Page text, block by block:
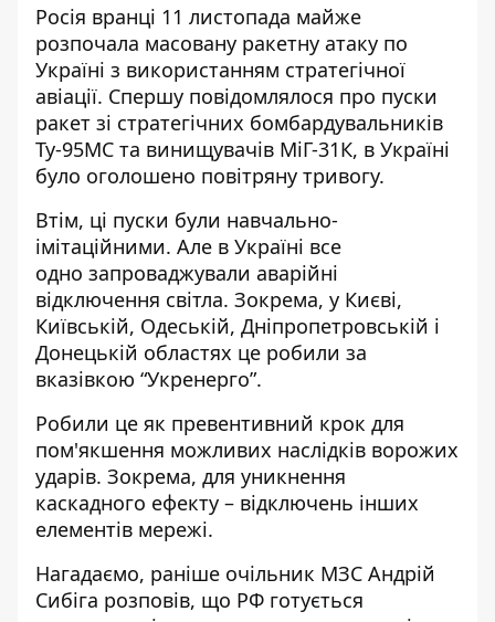
Росія вранці 11 листопада майже
розпочала масовану ракетну атаку по
Україні з використанням стратегічної
авіації. Спершу повідомлялося про пуски
ракет зі стратегічних бомбардувальників
Ту-95МС та винищувачів МіГ-31К, в Україні
було оголошено повітряну тривогу.
Втім, ці пуски були навчально-
імітаційними. Але в Україні все
одно запроваджували аварійні
відключення світла. Зокрема, у Києві,
Київській, Одеській, Дніпропетровській і
Донецькій областях це робили за
вказівкою “Укренерго”.
Робили це як превентивний крок для
пом'якшення можливих наслідків ворожих
ударів. Зокрема, для уникнення
каскадного ефекту – відключень інших
елементів мережі.
Нагадаємо, раніше очільник МЗС Андрій
Сибіга розповів, що РФ готується